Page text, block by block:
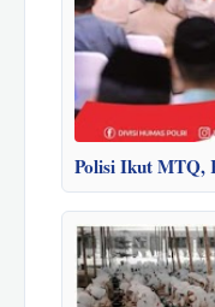
Polisi Ikut MTQ,